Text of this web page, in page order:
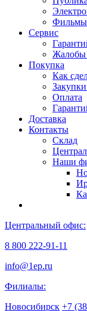
Фильмы
Сервис
Жалобы
Покупка
Как
Оплата
Доставка
Контакты
Склад
Наши
Центральный офис:
8 800 222-91-11
info@1ep.ru
Филиалы:
Новосибирск +7